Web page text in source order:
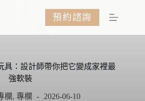
預約諮詢
具：設計師帶你把它變成家裡最
強軟裝
欄, 專欄 2026-06-10